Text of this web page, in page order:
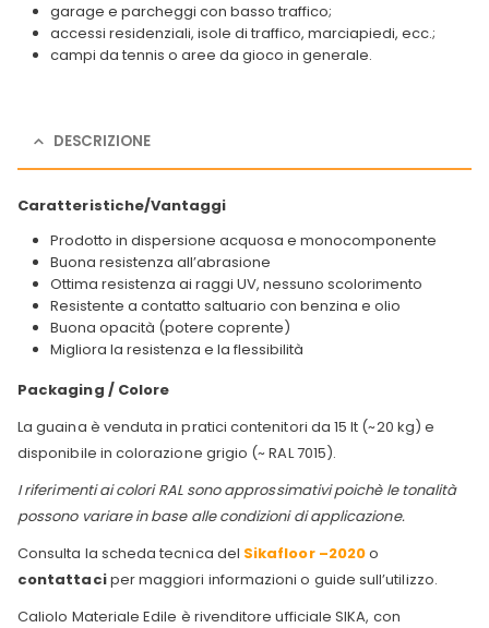
garage e parcheggi con basso traffico;
accessi residenziali, isole di traffico, marciapiedi, ecc.;
campi da tennis o aree da gioco in generale.
DESCRIZIONE
Caratteristiche/Vantaggi
Prodotto in dispersione acquosa e monocomponente
Buona resistenza all’abrasione
Ottima resistenza ai raggi UV, nessuno scolorimento
Resistente a contatto saltuario con benzina e olio
Buona opacità (potere coprente)
Migliora la resistenza e la flessibilità
Packaging / Colore
La guaina è venduta in pratici contenitori da 15 lt (~20 kg) e
disponibile in colorazione grigio (~ RAL 7015).
I riferimenti ai colori RAL sono approssimativi poichè le tonalità
possono variare in base alle condizioni di applicazione.
Consulta la scheda tecnica del Sikafloor –2020o
contattaciper maggiori informazioni o guide sull’utilizzo.
Caliolo Materiale Edile è rivenditore ufficiale SIKA, con